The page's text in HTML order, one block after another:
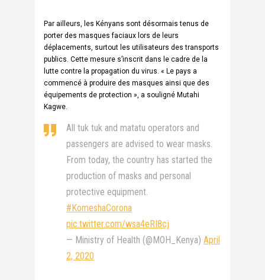
Par ailleurs, les Kényans sont désormais tenus de
porter des masques faciaux lors de leurs
déplacements, surtout les utilisateurs des transports
publics. Cette mesure s’inscrit dans le cadre de la
lutte contre la propagation du virus. « Le pays a
commencé à produire des masques ainsi que des
équipements de protection », a souligné Mutahi
Kagwe.
All tuk tuk and matatu operators and
passengers are advised to wear masks.
From today, the country has started the
production of masks and personal
protective equipment.
#KomeshaCorona
pic.twitter.com/wsa4eRI8cj
— Ministry of Health (@MOH_Kenya) April
2, 2020